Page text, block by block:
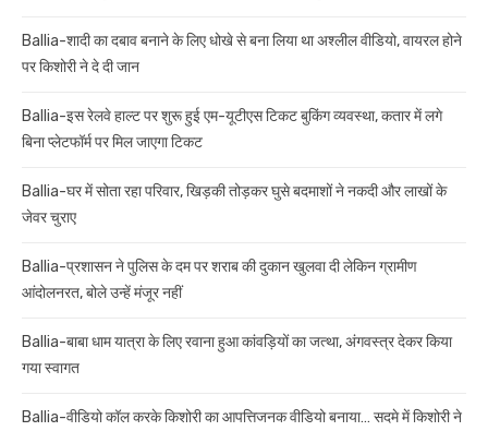
Ballia-शादी का दबाव बनाने के लिए धोखे से बना लिया था अश्लील वीडियो, वायरल होने
पर किशोरी ने दे दी जान
Ballia-इस रेलवे हाल्ट पर शुरू हुई एम-यूटीएस टिकट बुकिंग व्यवस्था, कतार में लगे
बिना प्लेटफॉर्म पर मिल जाएगा टिकट
Ballia-घर में सोता रहा परिवार, खिड़की तोड़कर घुसे बदमाशों ने नकदी और लाखों के
जेवर चुराए
Ballia-प्रशासन ने पुलिस के दम पर शराब की दुकान खुलवा दी लेकिन ग्रामीण
आंदोलनरत, बोले उन्हें मंजूर नहीं
Ballia-बाबा धाम यात्रा के लिए रवाना हुआ कांवड़ियों का जत्था, अंगवस्त्र देकर किया
गया स्वागत
Ballia-वीडियो कॉल करके किशोरी का आपत्तिजनक वीडियो बनाया… सदमे में किशोरी ने